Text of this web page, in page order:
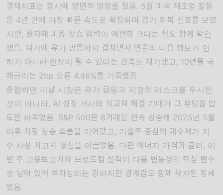
경제지표는 증시에 양면적 영향을 줬음. 5월 미국 제조업 활동
은 4년 만에 가장 빠른 속도로 확장되며 경기 회복 신호를 보였
지만, 원자재 비용 상승 압력이 여전히 크다는 점도 함께 확인
됐음. 여기에 유가 반등까지 겹치면서 연준의 다음 행보가 인
하가 아니라 인상이 될 수 있다는 관측도 제기됐고, 10년물 국
채금리는 2bp 오른 4.46%를 기록했음.
종합하면 이날 시장은 유가 급등과 지정학 리스크를 무시한
것이 아니라, AI 성장 서사와 외교적 해결 기대가 그 부담을 압
도한 하루였음. S&P 500은 8거래일 연속 상승해 2025년 5월
이후 최장 상승 흐름을 이어갔고, 기술주 중심의 매수세가 지
수 사상 최고치 경신을 이끌었음. 다만 에너지 가격과 금리, 이
번 주 고용보고서와 브로드컴 실적이 다음 변동성의 핵심 변수
로 남아 있어 투자심리는 강하지만 경계감도 함께 유지된 장세
였음.